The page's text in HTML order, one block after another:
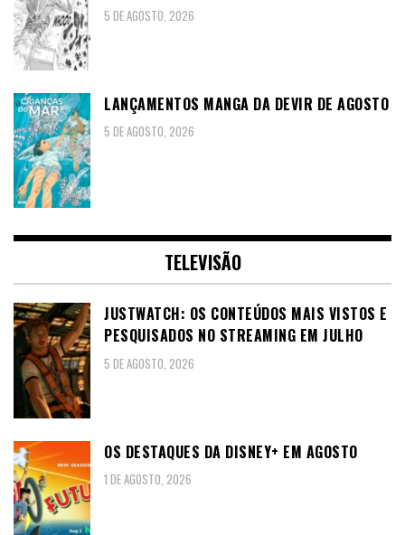
5 DE AGOSTO, 2026
LANÇAMENTOS MANGA DA DEVIR DE AGOSTO
5 DE AGOSTO, 2026
TELEVISÃO
JUSTWATCH: OS CONTEÚDOS MAIS VISTOS E
PESQUISADOS NO STREAMING EM JULHO
5 DE AGOSTO, 2026
OS DESTAQUES DA DISNEY+ EM AGOSTO
1 DE AGOSTO, 2026